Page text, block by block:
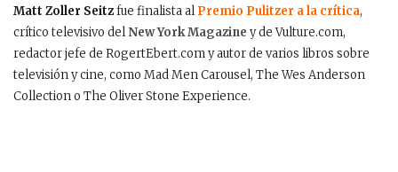
Matt Zoller Seitzfue finalista alPremio Pulitzer a la crítica,
crítico televisivo delNew York Magazine y de Vulture.com,
redactor jefe de RogertEbert.com y autor de varios libros sobre
televisión y cine, como Mad Men Carousel, The Wes Anderson
Collection o The Oliver Stone Experience.